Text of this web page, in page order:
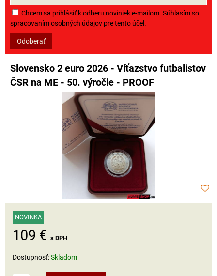
Chcem sa prihlásiť k odberu noviniek e-mailom. Súhlasím so
spracovaním osobných údajov pre tento účel.
Odoberať
Slovensko 2 euro 2026 - Víťazstvo futbalistov
ČSR na ME - 50. výročie - PROOF
NOVINKA
109 € s DPH
Dostupnosť:Skladom